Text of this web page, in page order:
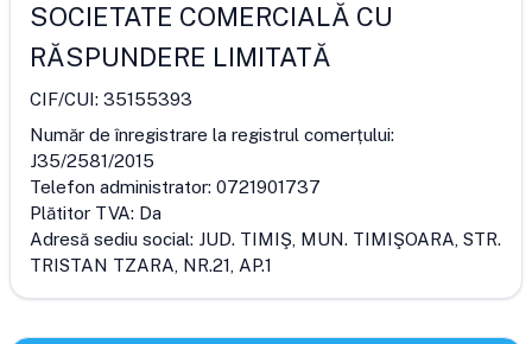
SOCIETATE COMERCIALĂ CU
RĂSPUNDERE LIMITATĂ
CIF/CUI: 35155393
Număr de înregistrare la registrul comerțului:
J35/2581/2015
Telefon administrator: 0721901737
Plătitor TVA: Da
Adresă sediu social: JUD. TIMIŞ, MUN. TIMIŞOARA, STR.
TRISTAN TZARA, NR.21, AP.1